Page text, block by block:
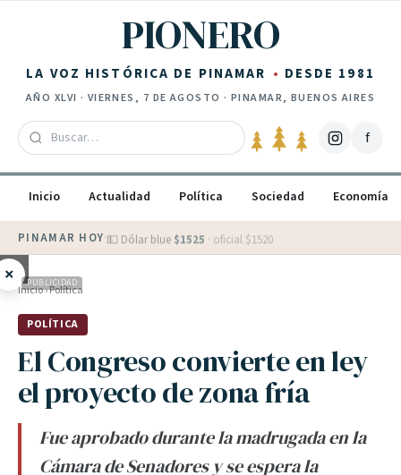
PIONERO
LA VOZ HISTÓRICA DE PINAMAR DESDE 1981
AÑO XLVI · VIERNES, 7 DE AGOSTO · PINAMAR, BUENOS AIRES
f
Inicio Actualidad Política Sociedad Economía
PINAMAR HOY·💵 Dólar blue $1525 · oficial $1520
× PUBLICIDAD
Inicio›Política
POLÍTICA
El Congreso convierte en ley
el proyecto de zona fría
Fue aprobado durante la madrugada en la
Cámara de Senadores y se espera la